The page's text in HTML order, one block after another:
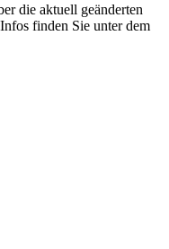
die aktuell geänderten
finden Sie unter dem